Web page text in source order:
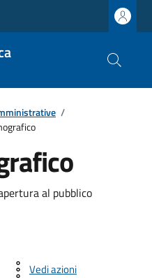
/
al pubblico
Vedi azioni